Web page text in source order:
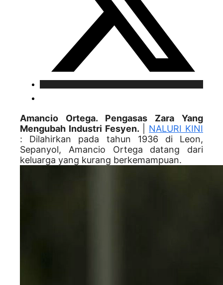
Amancio Ortega. Pengasas Zara Yang
Mengubah Industri Fesyen.
NALURI KINI
: Dilahirkan pada tahun 1936 di Leon,
Sepanyol, Amancio Ortega datang dari
keluarga yang kurang berkemampuan.